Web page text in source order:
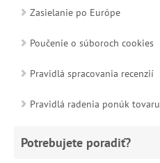
Zasielanie po Európe
Poučenie o súboroch cookies
Pravidlá spracovania recenzií
Pravidlá radenia ponúk tovaru
Potrebujete poradiť?